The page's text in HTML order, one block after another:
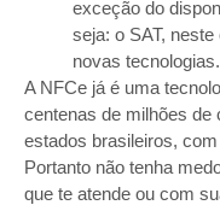
exceção do
seja: o SAT,
novas tecnologias.
A NFCe já é uma
centenas de milhões
estados brasileiros,
Portanto não tenha
que te atende ou com